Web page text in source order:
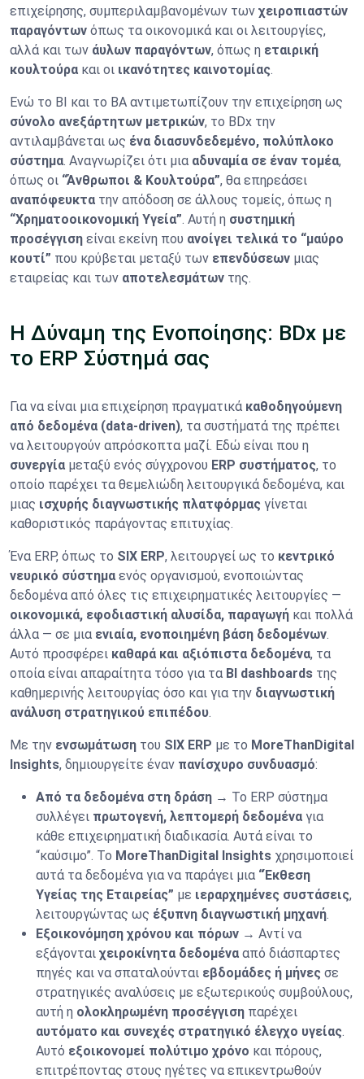
επιχείρησης, συμπεριλαμβανομένων των χειροπιαστών
παραγόντων όπως τα οικονομικά και οι λειτουργίες,
αλλά και των άυλων παραγόντων, όπως η εταιρική
κουλτούρα και οι ικανότητες καινοτομίας.
Ενώ το BI και το BA αντιμετωπίζουν την επιχείρηση ως
σύνολο ανεξάρτητων μετρικών, το BDx την
αντιλαμβάνεται ως ένα διασυνδεδεμένο, πολύπλοκο
σύστημα. Αναγνωρίζει ότι μια αδυναμία σε έναν τομέα,
όπως οι “Άνθρωποι & Κουλτούρα”, θα επηρεάσει
αναπόφευκτα την απόδοση σε άλλους τομείς, όπως η
“Χρηματοοικονομική Υγεία”. Αυτή η συστημική
προσέγγιση είναι εκείνη που ανοίγει τελικά το “μαύρο
κουτί” που κρύβεται μεταξύ των επενδύσεων μιας
εταιρείας και των αποτελεσμάτων της.
Η Δύναμη της Ενοποίησης: BDx με
το ERP Σύστημά σας
Για να είναι μια επιχείρηση πραγματικά καθοδηγούμενη
από δεδομένα (data-driven), τα συστήματά της πρέπει
να λειτουργούν απρόσκοπτα μαζί. Εδώ είναι που η
συνεργία μεταξύ ενός σύγχρονου ERP συστήματος, το
οποίο παρέχει τα θεμελιώδη λειτουργικά δεδομένα, και
μιας ισχυρής διαγνωστικής πλατφόρμας γίνεται
καθοριστικός παράγοντας επιτυχίας.
Ένα ERP, όπως το SIX ERP, λειτουργεί ως το κεντρικό
νευρικό σύστημα ενός οργανισμού, ενοποιώντας
δεδομένα από όλες τις επιχειρηματικές λειτουργίες —
οικονομικά, εφοδιαστική αλυσίδα, παραγωγή και πολλά
άλλα — σε μια ενιαία, ενοποιημένη βάση δεδομένων.
Αυτό προσφέρει καθαρά και αξιόπιστα δεδομένα, τα
οποία είναι απαραίτητα τόσο για τα BI dashboards της
καθημερινής λειτουργίας όσο και για την διαγνωστική
ανάλυση στρατηγικού επιπέδου.
Με την ενσωμάτωση του SIX ERP με το MoreThanDigital
Insights, δημιουργείτε έναν πανίσχυρο συνδυασμό:
Από τα δεδομένα στη δράση → Το ERP σύστημα
συλλέγει πρωτογενή, λεπτομερή δεδομένα για
κάθε επιχειρηματική διαδικασία. Αυτά είναι το
“καύσιμο”. Το MoreThanDigital Insights χρησιμοποιεί
αυτά τα δεδομένα για να παράγει μια “Έκθεση
Υγείας της Εταιρείας” με ιεραρχημένες συστάσεις,
λειτουργώντας ως έξυπνη διαγνωστική μηχανή.
Εξοικονόμηση χρόνου και πόρων → Αντί να
εξάγονται χειροκίνητα δεδομένα από διάσπαρτες
πηγές και να σπαταλούνται εβδομάδες ή μήνες σε
στρατηγικές αναλύσεις με εξωτερικούς συμβούλους,
αυτή η ολοκληρωμένη προσέγγιση παρέχει
αυτόματο και συνεχές στρατηγικό έλεγχο υγείας.
Αυτό εξοικονομεί πολύτιμο χρόνο και πόρους,
επιτρέποντας στους ηγέτες να επικεντρωθούν